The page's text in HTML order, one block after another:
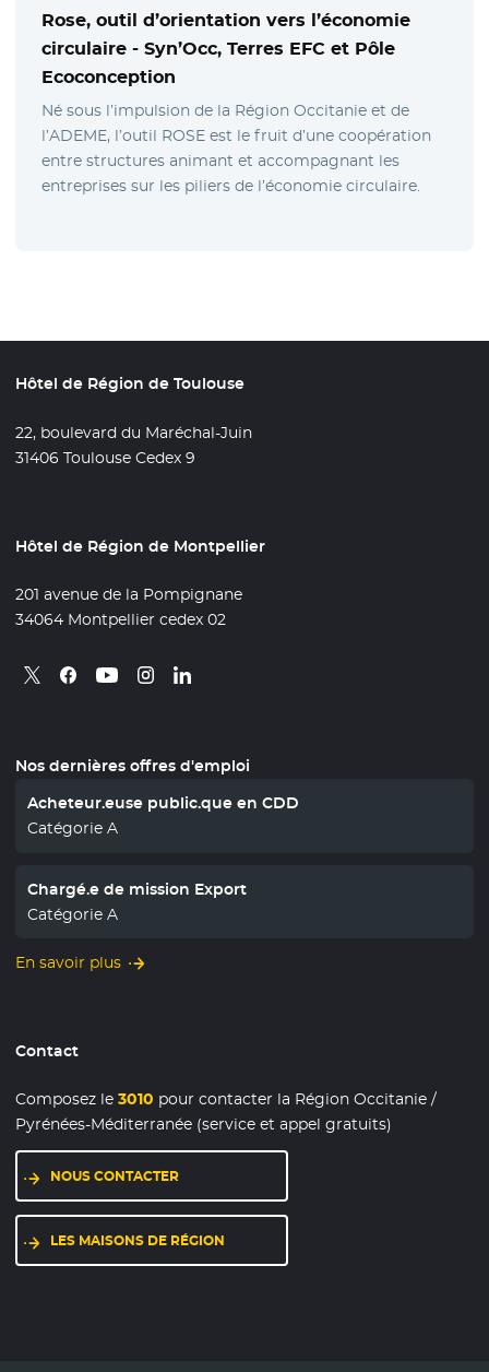
Rose, outil d’orientation vers l’économie
circulaire -Syn’Occ, Terres EFC et Pôle
Ecoconception
Né sous l’impulsion de la Région Occitanie et de
l’ADEME, l’outil ROSE est le fruit d’une coopération
entre structures animant et accompagnant les
entreprises sur les piliers de l’économie circulaire.
Hôtel de Région de Toulouse
22, boulevard du Maréchal-Juin
31406 Toulouse Cedex 9
Hôtel de Région de Montpellier
201 avenue de la Pompignane
34064 Montpellier cedex 02
Retrouvez nous sur X
- Nouvelle fenêtre
Retrouvez nous sur Facebook
- Nouvelle fenêtre
Retrouvez nous sur Youtube
- Nouvelle fenêtre
Retrouvez nous sur Instagram
- Nouvelle fenêtre
Retrouvez nous sur Linkedin
- Nouvelle fenêtre
Nos dernières offres d'emploi
Acheteur.euse public.que en CDD
Catégorie A
Chargé.e de mission Export
Catégorie A
En savoir plus
Contact
Composez le3010 pour contacter la Région Occitanie /
Pyrénées-Méditerranée (service et appel gratuits)
NOUS CONTACTER
LES MAISONS DE RÉGION